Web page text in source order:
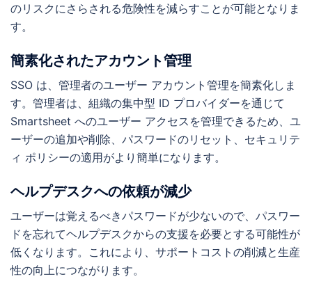
のリスクにさらされる危険性を減らすことが可能となりま
す。
簡素化されたアカウント管理
SSO は、管理者のユーザー アカウント管理を簡素化しま
す。管理者は、組織の集中型 ID プロバイダーを通じて
Smartsheet へのユーザー アクセスを管理できるため、ユ
ーザーの追加や削除、パスワードのリセット、セキュリテ
ィ ポリシーの適用がより簡単になります。
ヘルプデスクへの依頼が減少
ユーザーは覚えるべきパスワードが少ないので、パスワー
ドを忘れてヘルプデスクからの支援を必要とする可能性が
低くなります。これにより、サポートコストの削減と生産
性の向上につながります。